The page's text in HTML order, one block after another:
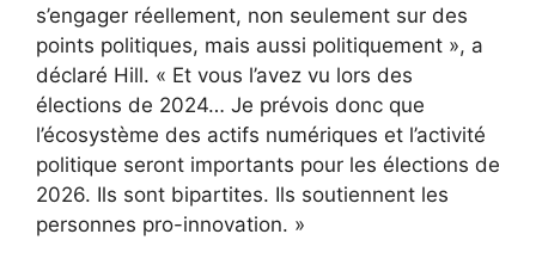
s’engager réellement, non seulement sur des
points politiques, mais aussi politiquement », a
déclaré Hill. « Et vous l’avez vu lors des
élections de 2024… Je prévois donc que
l’écosystème des actifs numériques et l’activité
politique seront importants pour les élections de
2026. Ils sont bipartites. Ils soutiennent les
personnes pro-innovation. »